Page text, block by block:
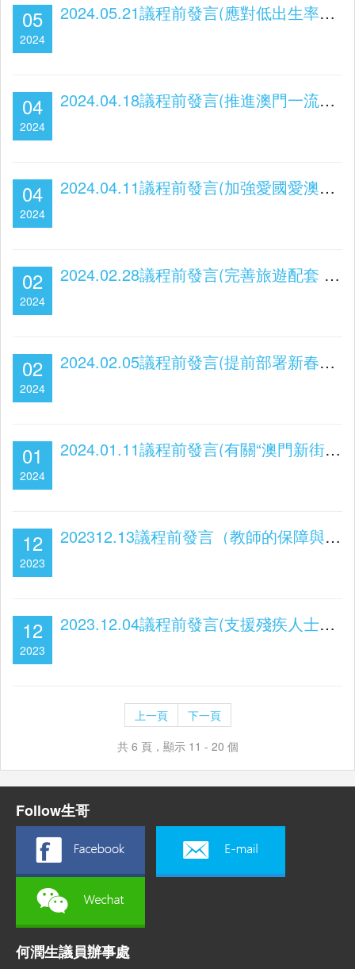
05
2024
2024.05.21議程前發言(應對低出生率為教育界帶來的影響 )
04
2024
2024.04.18議程前發言(推進澳門一流大學和一流學科建設)
04
2024
2024.04.11議程前發言(加強愛國愛澳教育，增強居民的家國意識)
02
2024
2024.02.28議程前發言(完善旅遊配套 提升旅遊體驗)
02
2024
2024.02.05議程前發言(提前部署新春期間的引客及交通安排)
01
2024
2024.01.11議程前發言(有關“澳門新街坊”澳人子弟學校的問題)
12
2023
202312.13議程前發言（教師的保障與發展）
12
2023
2023.12.04議程前發言(支援殘疾人士及輔具服務的發展)
上一頁
下一頁
共 6 頁，顯示 11 - 20 個
Follow生哥
何潤生議員辦事處